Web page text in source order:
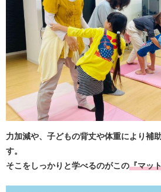
力加減や、子どもの背丈や体重により補
す。
そこをしっかりと学べるのがこの『マッ